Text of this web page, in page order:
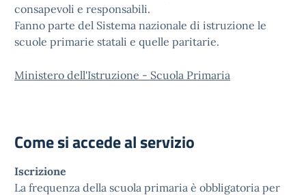
consapevoli e responsabili.
Fanno parte del Sistema nazionale di istruzione le
scuole primarie statali e quelle paritarie.
Ministero dell'Istruzione - Scuola Primaria
Come si accede al servizio
Iscrizione
La frequenza della scuola primaria è obbligatoria per